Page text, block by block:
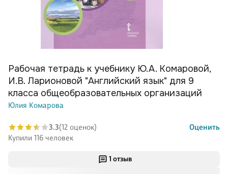
1 отзыв
Рабочая тетрадь к учебнику Ю.А. Комаровой,
И.В. Ларионовой "Английский язык" для 9
класса общеобразовательных организаций
Юлия Комарова
3.3(12 оценок)
Оценить
Купили 116 человек